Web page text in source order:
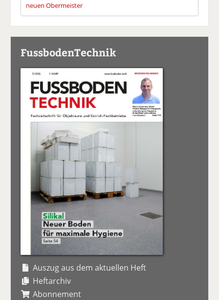
neuen Obermeister
FussbodenTechnik
Auszug aus dem aktuellen Heft
Heftarchiv
Abonnement